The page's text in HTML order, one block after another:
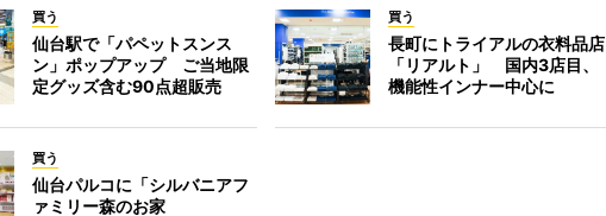
買う
仙台駅で「パペットスンス
ン」ポップアップ ご当地限
定グッズ含む90点超販売
買う
長町にトライアルの衣料品店
「リアルト」 国内3店目、
機能性インナー中心に
買う
仙台パルコに「シルバニアフ
ァミリー森のお家